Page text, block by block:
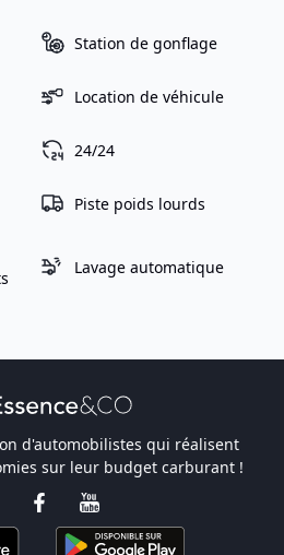
Station de gonflage
Location de véhicule
24/24
Piste poids lourds
Lavage automatique
d'automobilistes qui réalisent
sur leur budget carburant !